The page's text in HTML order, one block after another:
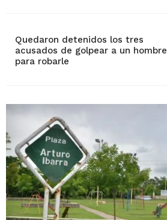
Quedaron detenidos los tres
acusados de golpear a un hombre
para robarle